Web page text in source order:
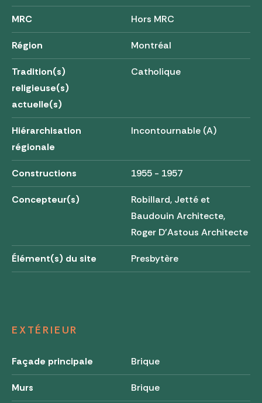
MRC Hors MRC
Région Montréal
Tradition(s)
religieuse(s)
actuelle(s)
Catholique
Hiérarchisation
régionale
Incontournable (A)
Constructions 1955 - 1957
Concepteur(s)
Robillard, Jetté et
Baudouin Architecte,
Roger D'Astous Architecte
Élément(s) du site Presbytère
EXTÉRIEUR
Façade principale Brique
Murs Brique